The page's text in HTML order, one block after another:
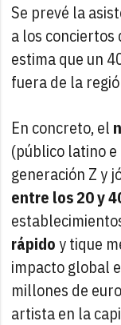
Se prevé la
a los conciertos
estima que un
fuera de la
En concreto, el
(público latino
generación Z y
entre los 20 y
rápidoy tique
impacto global
millones de
artista en la